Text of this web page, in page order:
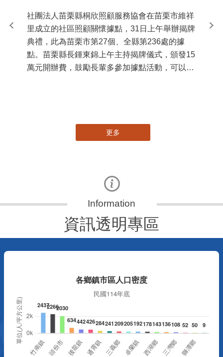
社團法人苗栗縣桐欣照顧服務協會在苗栗市維祥
里成立的社區照顧關懷據點，31日上午舉辦揭牌
典禮，此為苗栗市第27個、全縣第236處的據
點。苗栗縣長鍾東錦上午主持揭牌儀式，頒發15
萬元開辦費，鼓勵長輩多參加據點活動，可以更
苗
更多
資訊透明專區